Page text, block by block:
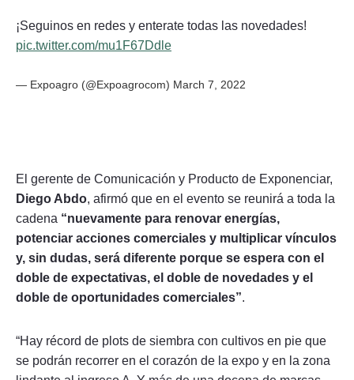
¡Seguinos en redes y enterate todas las novedades!
pic.twitter.com/mu1F67Ddle
— Expoagro (@Expoagrocom) March 7, 2022
El gerente de Comunicación y Producto de Exponenciar,
Diego Abdo, afirmó que en el evento se reunirá a toda la
cadena “nuevamente para renovar energías,
potenciar acciones comerciales y multiplicar vínculos
y, sin dudas, será diferente porque se espera con el
doble de expectativas, el doble de novedades y el
doble de oportunidades comerciales”.
“Hay récord de plots de siembra con cultivos en pie que
se podrán recorrer en el corazón de la expo y en la zona